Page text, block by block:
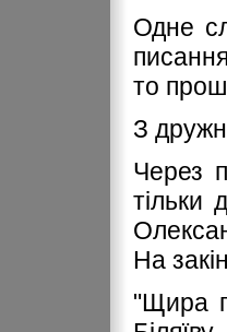
Одне
то
З
Через
тільки
На
"Щира